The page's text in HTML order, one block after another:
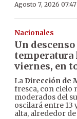
Agosto 7, 2026
Nacionales
Un descenso
temperatura
viernes, en
La Dirección de
fresca, con cielo
moderados del
oscilará entre 13
alta, alrededor